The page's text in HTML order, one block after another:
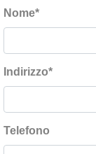
Nome*
Indirizzo*
Telefono